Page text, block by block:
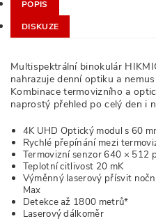
POPIS
DISKUZE
Multispektrální binokulár
nahrazuje denní optiku a
Kombinace termovizního a
naprostý přehled po celý den i
4K UHD Optický modul s 60
Rychlé přepínání mezi
Termovizní senzor 640 × 512
Teplotní citlivost 20 mK
Výměnný laserový přísvit
Max
Detekce až 1800 metrů*
Laserový dálkoměr